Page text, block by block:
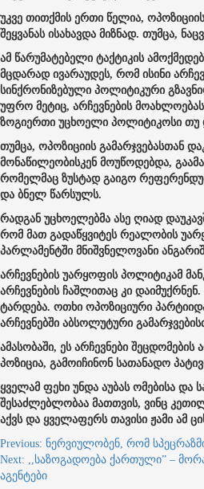
უკვე თითქმის ერთი წელია,
შეყვანას ისახავდა მიზნად. თუმცა,
ამ წარუმატებელი ტაქტიკის
მცდარად ივარაუდეს, რომ ისინი
სინქრონიზებული პოლიტიკური
უფრო მეტიც, არჩევნების
ზოგიერთი უცხოელი პოლიტიკოსი თუ
თუმცა, ოპოზიციის გამარჯვებასთან
მონაწილეობისკენ მოუწოდებდა,
რომელმაც ზუსტად გაიგო
და ბნელ წარსულს.
რადგან უცხოელებმა ასე ღიად
რომ მათ გადაწყვიტეს რეალობის
პარლამენტში მნიშვნელოვანი
არჩევნების უარყოფის პოლიტიკამ
არჩევნების ჩაშლითაც კი
ტარდება. ოთხი ოპოზიციური
არჩევნებში აბსოლუტური
ამასობაში, ეს არჩევნები
პოზიცია, გამოიჩინონ სათანადო
ყველამ ფეხი უნდა აუბას ომებისა
შესაძლებლობაა მათთვის, ვინც
აქვს და ყველაფერს თავისი ჟამი ამ
Post
navigation
Previous: ნერვიულობენ, რომ
Next: ,,საზოგადოება ქართული” –
აგენტები